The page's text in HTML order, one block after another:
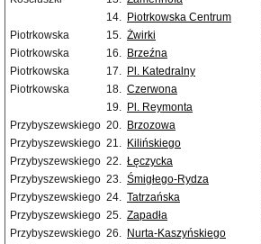
14. Piotrkowska Centrum
Piotrkowska
15. Żwirki
Piotrkowska
16. Brzeźna
Piotrkowska
17. Pl. Katedralny
Piotrkowska
18. Czerwona
19. Pl. Reymonta
Przybyszewskiego 20. Brzozowa
Przybyszewskiego 21. Kilińskiego
Przybyszewskiego 22. Łęczycka
Przybyszewskiego 23. Śmigłego-Rydza
Przybyszewskiego 24. Tatrzańska
Przybyszewskiego 25. Zapadła
Przybyszewskiego 26. Nurta-Kaszyńskiego